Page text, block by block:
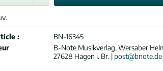
:
BN-16345
B-Note Musikverlag, Wersaber
27628 Hagen i. Br. | post@bnote.de